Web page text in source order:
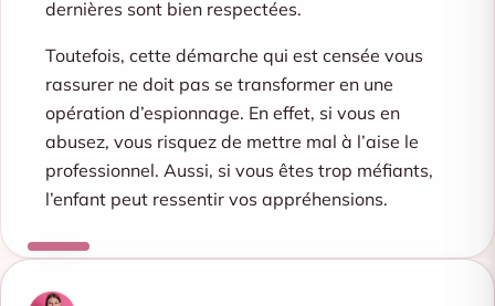
dernières sont bien respectées.
Toutefois, cette démarche qui est censée vous
rassurer ne doit pas se transformer en une
opération d’espionnage. En effet, si vous en
abusez, vous risquez de mettre mal à l’aise le
professionnel. Aussi, si vous êtes trop méfiants,
l’enfant peut ressentir vos appréhensions.